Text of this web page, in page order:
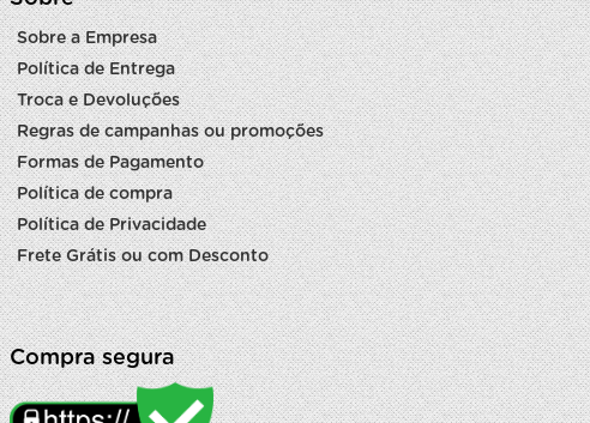
Sobre a Empresa
Política de Entrega
Troca e Devoluções
Regras de campanhas ou promoções
Formas de Pagamento
Política de compra
Política de Privacidade
Frete Grátis ou com Desconto
Compra segura